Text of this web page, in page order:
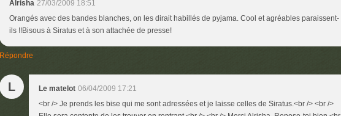
Alrisha 27/03/2009 18:51
Orangés avec des bandes blanches, on les dirait habillés de pyjama. Cool et agréables paraissent-
ils !!Bisous à Siratus et à son attachée de presse!
Répondre
L Le matelot 06/04/2009 17:21
<br /> Je prends les bise qui me sont adressées et je laisse celles de Siratus.<br /> <br />